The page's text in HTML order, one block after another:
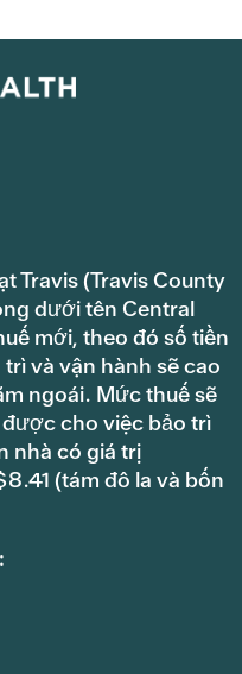
Travis (Travis County
dưới tên Central
mới, theo đó số tiền
và vận hành sẽ cao
ngoái. Mức thuế sẽ
cho việc bảo trì
nhà có giá trị
(tám đô la và bốn